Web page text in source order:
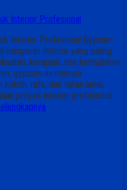
Interior Profesional
Interior Profesional Gypsum
bangunan interior yang paling
kerapian, dan kemudahan
gypsum ini mampu
rata, dan tahan lama,
proyek interior profesional